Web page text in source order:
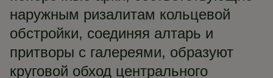
наружным ризалитам кольцевой
обстройки, соединяя алтарь и
притворы с галереями, образуют
круговой обход центрального